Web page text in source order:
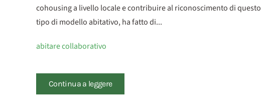
cohousing a livello locale e contribuire al riconoscimento di questo
tipo di modello abitativo, ha fatto di...
abitare collaborativo
Continua a leggere